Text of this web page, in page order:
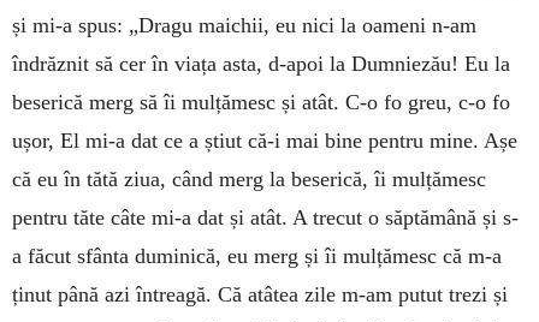
și mi-a spus: „Dragu maichii, eu nici la oameni n-am
îndrăznit să cer în viața asta, d-apoi la Dumniezău! Eu la
beserică merg să îi mulțămesc și atât. C-o fo greu, c-o fo
ușor, El mi-a dat ce a știut că-i mai bine pentru mine. Așe
că eu în tătă ziua, când merg la beserică, îi mulțămesc
pentru tăte câte mi-a dat și atât. A trecut o săptămână și s-
a făcut sfânta duminică, eu merg și îi mulțămesc că m-a
ținut până azi întreagă. Că atâtea zile m-am putut trezi și